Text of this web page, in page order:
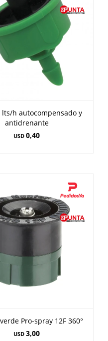
lts/h autocompensado y
antidrenante
USD 0,40
Pro-spray 12F 360°
USD 3,00